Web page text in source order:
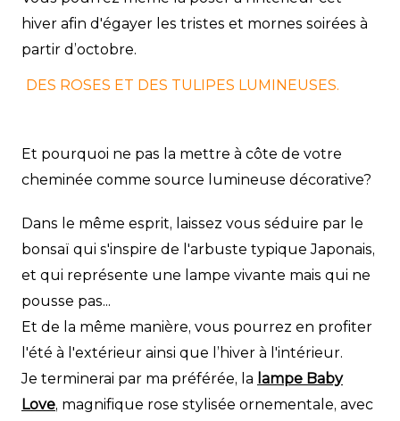
hiver afin d'égayer les tristes et mornes soirées à
partir d’octobre.
DES ROSES ET DES TULIPES LUMINEUSES.
Et pourquoi ne pas la mettre à côte de votre
cheminée comme source lumineuse décorative?
Dans le même esprit, laissez vous séduire par le
bonsaï qui s'inspire de l'arbuste typique Japonais,
et qui représente une lampe vivante mais qui ne
pousse pas...
Et de la même manière, vous pourrez en profiter
l'été à l'extérieur ainsi que l’hiver à l'intérieur.
Je terminerai par ma préférée, la lampe Baby
Love, magnifique rose stylisée ornementale, avec